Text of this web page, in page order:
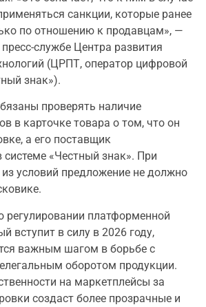
санкции, которые ранее
по отношению к продавцам», —
службе Центра развития
(ЦРПТ, оператор цифровой
знак»).
проверять наличие
в карточке товара о том, что он
а его поставщик
системе «Честный знак». При
из условий предложение не должно
регулировании платформенной
вступит в силу в 2026 году,
важным шагом в борьбе с
оборотом продукции.
на маркетплейсы за
создаст более прозрачные и